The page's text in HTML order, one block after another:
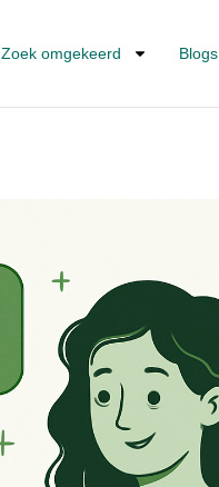
Zoek omgekeerd Blogs